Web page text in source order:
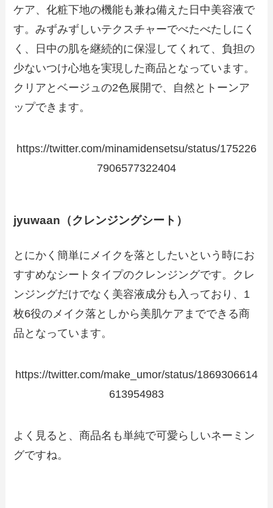
ケア、化粧下地の機能も兼ね備えた日中美容液で
す。みずみずしいテクスチャーでべたべたしにく
く、日中の肌を継続的に保湿してくれて、負担の
少ないつけ心地を実現した商品となっています。
クリアとベージュの2色展開で、自然とトーンア
ップできます。
https://twitter.com/minamidensetsu/status/175226
7906577322404
jyuwaan（クレンジングシート）
とにかく簡単にメイクを落としたいという時にお
すすめなシートタイプのクレンジングです。クレ
ンジングだけでなく美容液成分も入っており、1
枚6役のメイク落としから美肌ケアまでできる商
品となっています。
https://twitter.com/make_umor/status/1869306614
613954983
よく見ると、商品名も単純で可愛らしいネーミン
グですね。